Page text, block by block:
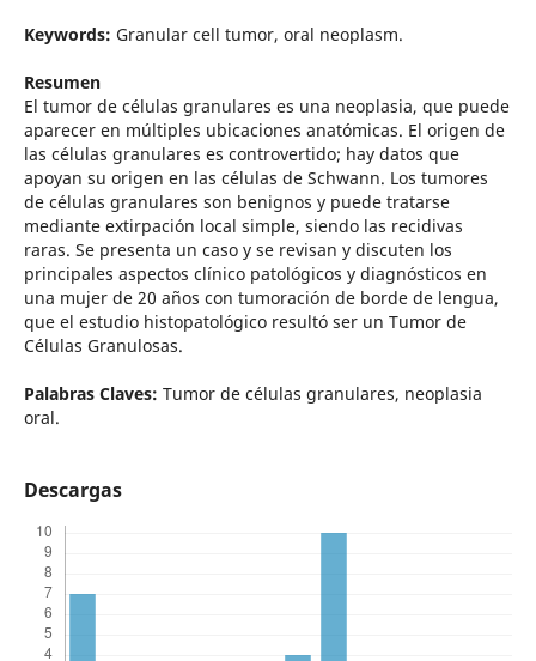
Keywords: Granular cell tumor, oral neoplasm.
Resumen
El tumor de células granulares es una neoplasia, que puede
aparecer en múltiples ubicaciones anatómicas. El origen de
las células granulares es controvertido; hay datos que
apoyan su origen en las células de Schwann. Los tumores
de células granulares son benignos y puede tratarse
mediante extirpación local simple, siendo las recidivas
raras. Se presenta un caso y se revisan y discuten los
principales aspectos clínico patológicos y diagnósticos en
una mujer de 20 años con tumoración de borde de lengua,
que el estudio histopatológico resultó ser un Tumor de
Células Granulosas.
Palabras Claves: Tumor de células granulares, neoplasia
oral.
Descargas